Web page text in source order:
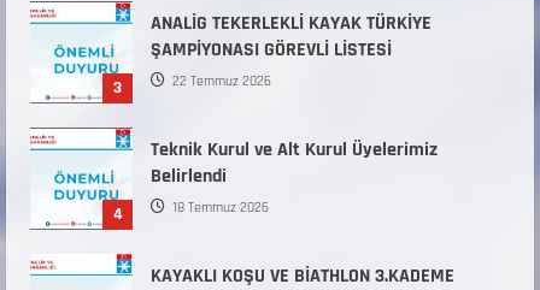
3
ANALİG TEKERLEKLİ KAYAK TÜRKİYE
ŞAMPİYONASI GÖREVLİ LİSTESİ
22 Temmuz 2026
4
Teknik Kurul ve Alt Kurul Üyelerimiz
Belirlendi
18 Temmuz 2026
KAYAKLI KOŞU VE BİATHLON 3.KADEME